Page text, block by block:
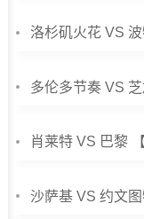
洛杉矶火花 VS
多伦多节奏 VS
肖莱特 VS 巴黎
沙萨基 VS 约文